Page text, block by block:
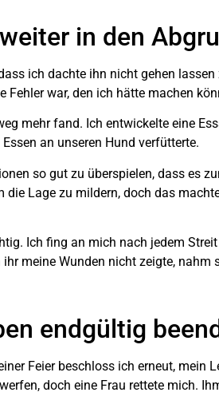
in den
ich dachte ihn nicht gehen
Fehler war, den ich hätte machen
mehr fand. Ich entwickelte eine
an unseren Hund verfütterte.
so gut zu überspielen, dass es
Lage zu mildern, doch das
Ich fing an mich nach jedem
meine Wunden nicht zeigte, nahm
endgültig
Feier beschloss ich erneut, mein
doch eine Frau rettete mich.